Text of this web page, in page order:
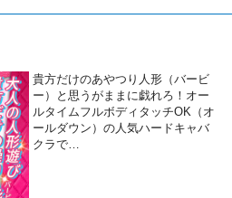
貴方だけのあやつり人形（バービ
ー）と思うがままに戯れろ！オー
ルタイムフルボディタッチOK（オ
ールダウン）の人気ハードキャバ
クラで…